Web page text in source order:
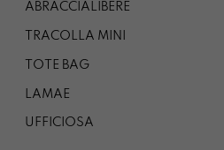
ABRACCIALIBERE
TRACOLLA MINI
TOTE BAG
LAMAE
UFFICIOSA